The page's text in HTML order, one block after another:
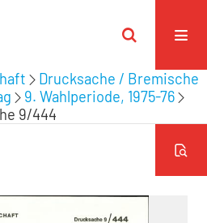
Drucksache / Bremische
9. Wahlperiode, 1975-76
9/444